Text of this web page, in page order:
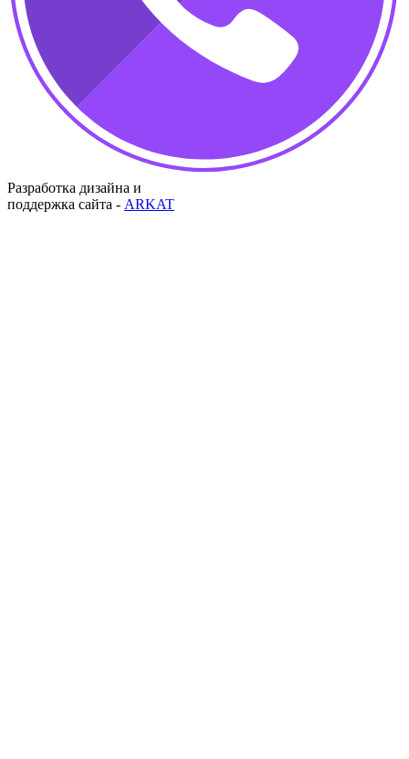
Разработка дизайна и
поддержка сайта - ARKAT